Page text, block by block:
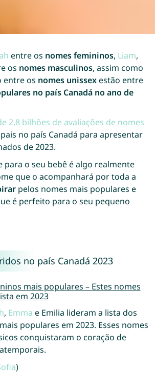
entre os nomes femininos, Liam,
os nomes masculinos, assim como
entre os nomes unissexestão entre
no país Canadá no ano de
2,8 bilhões de avaliações de nomes
no país Canadá para apresentar
de 2023.
para o seu bebê é algo realmente
que o acompanhará por toda a
pelos nomes mais populares e
é perfeito para o seu pequeno
no país Canadá 2023
mais populares – Estes nomes
em 2023
, Emma e Emilia lideram a lista dos
populares em 2023. Esses nomes
conquistaram o coração de
)